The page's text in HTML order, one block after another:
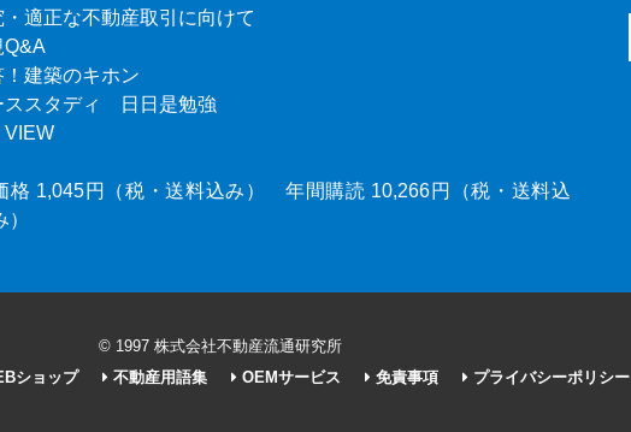
・適正な不動産取引に向けて
Q&A
！建築のキホン
ススタディ 日日是勉強
VIEW
格 1,045円（税・送料込み） 年間購読 10,266円（税・送料込
）
© 1997 株式会社不動産流通研究所
ショップ 不動産用語集 OEMサービス 免責事項 プライバシーポリシー